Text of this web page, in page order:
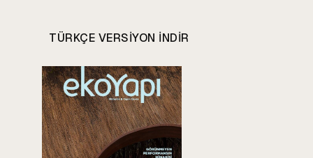
TÜRKÇE VERSIYON INDIR